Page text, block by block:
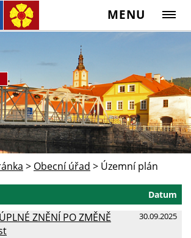
MENU
> Obecní úřad > Územní plán
Datum
30.09.2025
ZNĚNÍ PO ZMĚNĚ